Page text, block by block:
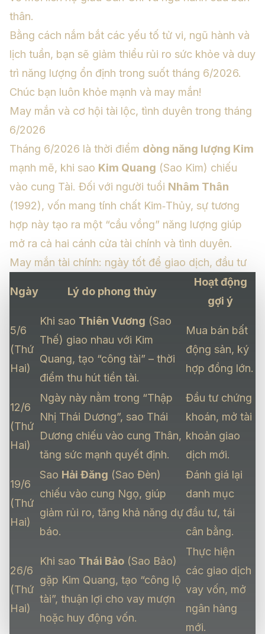
thân.
Bằng cách nắm bắt các yếu tố tử vi, ngũ hành và
lịch tuần, bạn sẽ giảm thiểu rủi ro sức khỏe và duy
trì năng lượng ổn định trong suốt tháng 6/2026.
Chúc bạn luôn khỏe mạnh và may mắn!
May mắn và cơ hội tài lộc, tình duyên trong tháng
6/2026
Tháng 6/2026 là thời điểm dòng năng lượng Kim
mạnh mẽ, khi sao Kim Quang (Sao Kim) chiếu
vào cung Tài. Đối với người tuổi Nhâm Thân
(1992), vốn mang tính chất Kim‑Thủy, sự tương
hợp này tạo ra một “cầu vồng” năng lượng giúp
mở ra cả hai cánh cửa tài chính và tình duyên.
May mắn tài chính: ngày tốt để giao dịch, đầu tư
Ngày Lý do phong thủy
Hoạt động
gợi ý
5/6
(Thứ
Hai)
Khi sao Thiên Vương (Sao
Thế) giao nhau với Kim
Quang, tạo “công tài” – thời
điểm thu hút tiền tài.
Mua bán bất
động sản, ký
hợp đồng lớn.
12/6
(Thứ
Hai)
Ngày này nằm trong “Thập
Nhị Thái Dương”, sao Thái
Dương chiếu vào cung Thân,
tăng sức mạnh quyết định.
Đầu tư chứng
khoán, mở tài
khoản giao
dịch mới.
19/6
(Thứ
Hai)
Sao Hải Đăng (Sao Đèn)
chiếu vào cung Ngọ, giúp
giảm rủi ro, tăng khả năng dự
báo.
Đánh giá lại
danh mục
đầu tư, tái
cân bằng.
26/6
(Thứ
Hai)
Khi sao Thái Bảo (Sao Bảo)
gặp Kim Quang, tạo “công lộ
tài”, thuận lợi cho vay mượn
hoặc huy động vốn.
Thực hiện
các giao dịch
vay vốn, mở
ngân hàng
mới.